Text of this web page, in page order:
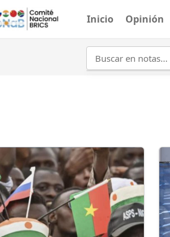
Inicio Opinión